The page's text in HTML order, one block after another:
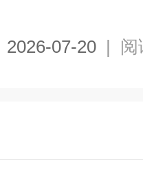
2026-07-20 | 阅